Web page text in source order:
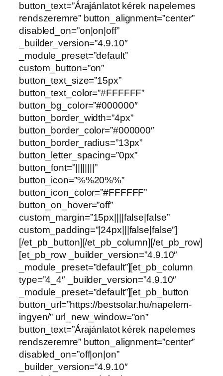
button_text=”Árajánlatot kérek napelemes
rendszeremre” button_alignment=”center”
disabled_on=”on|on|off”
_builder_version=”4.9.10″
_module_preset=”default”
custom_button=”on”
button_text_size=”15px”
button_text_color=”#FFFFFF”
button_bg_color=”#000000″
button_border_width=”4px”
button_border_color=”#000000″
button_border_radius=”13px”
button_letter_spacing=”0px”
button_font=”||||||||”
button_icon=”%%20%%”
button_icon_color=”#FFFFFF”
button_on_hover=”off”
custom_margin=”15px||||false|false”
custom_padding=”|24px|||false|false”]
[/et_pb_button][/et_pb_column][/et_pb_row]
[et_pb_row _builder_version=”4.9.10″
_module_preset=”default”][et_pb_column
type=”4_4″ _builder_version=”4.9.10″
_module_preset=”default”][et_pb_button
button_url=”https://bestsolar.hu/napelem-
ingyen/” url_new_window=”on”
button_text=”Árajánlatot kérek napelemes
rendszeremre” button_alignment=”center”
disabled_on=”off|on|on”
_builder_version=”4.9.10″